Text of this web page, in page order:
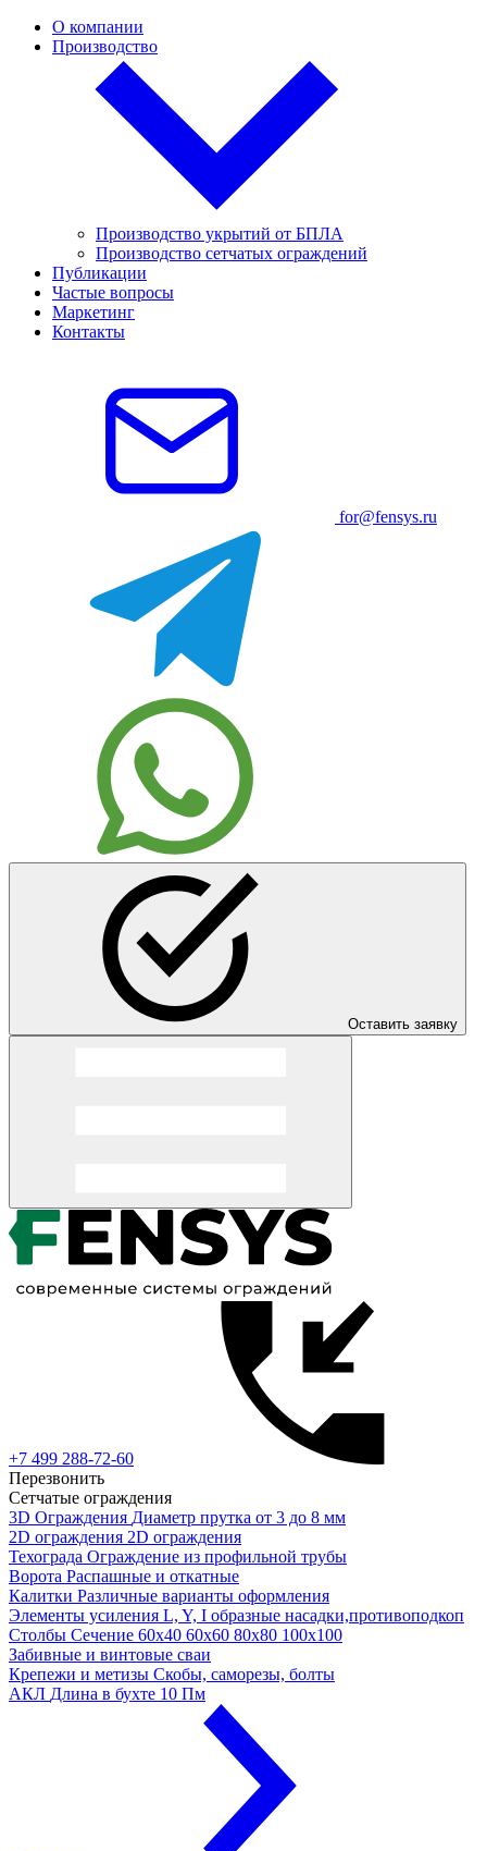
О компании
Производство
Производство укрытий от БПЛА
Производство сетчатых ограждений
Публикации
Частые вопросы
Маркетинг
Контакты
for@fensys.ru
Оставить заявку
+7 499 288-72-60
Перезвонить
Сетчатые ограждения
3D Ограждения Диаметр прутка от 3 до 8 мм
2D ограждения 2D ограждения
Техограда Ограждение из профильной трубы
Ворота Распашные и откатные
Калитки Различные варианты оформления
Элементы усиления L, Y, I образные насадки,противоподкоп
Столбы Сечение 60х40 60х60 80х80 100х100
Забивные и винтовые сваи
Крепежи и метизы Скобы, саморезы, болты
АКЛ Длина в бухте 10 Пм